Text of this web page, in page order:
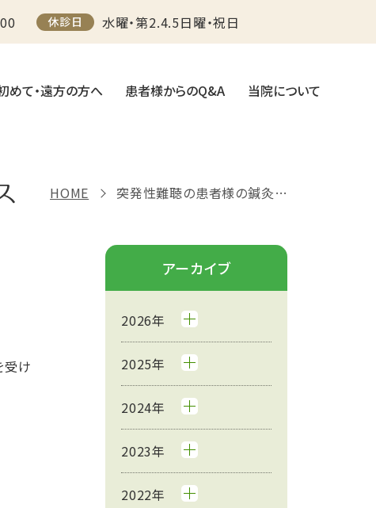
休診日 水曜・第2.4.5日曜・祝日
めて・遠方の方へ 患者様からのQ&A 当院について
HOME 突発性難聴の患者様の鍼灸・漢方薬体験談
受け
アーカイブ
2026年
2025年
2024年
2023年
2022年